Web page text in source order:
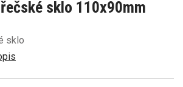
sklo 110x90mm
sklo